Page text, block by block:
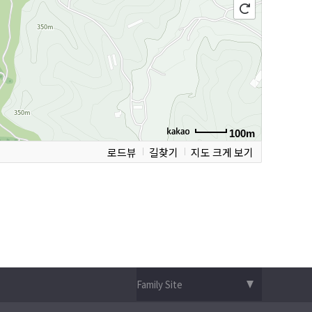
100m
로드뷰 길찾기 지도 크게 보기